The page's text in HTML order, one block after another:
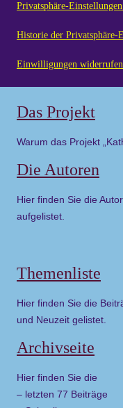
Privatsphäre-
Historie der Privatsphäre-
Einwilligungen widerrufen
Das Projekt
Warum das Projekt
Die Autoren
Hier finden Sie die
aufgelistet.
Themenliste
Hier finden Sie die
und Neuzeit gelistet.
Archivseite
Hier finden Sie die
– letzten 77 Beiträge